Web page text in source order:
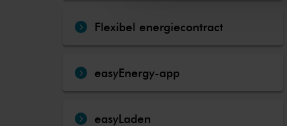
Flexibel energiecontract
easyEnergy-app
easyLaden